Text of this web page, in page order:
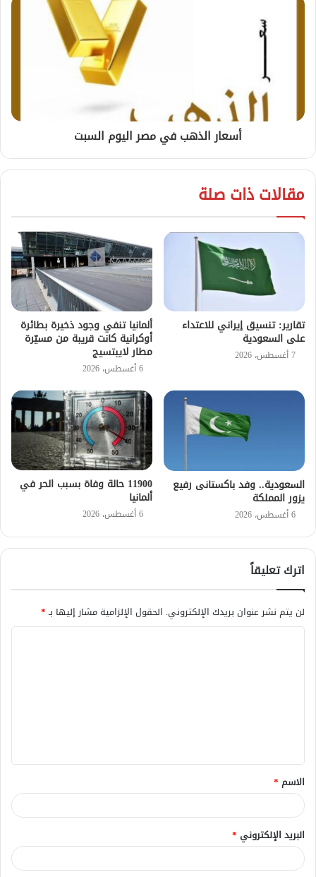
أسعار الذهب في مصر اليوم السبت
مقالات ذات صلة
تقارير: تنسيق إيراني للاعتداء
على السعودية
7 أغسطس، 2026
ألمانيا تنفي وجود ذخيرة بطائرة
أوكرانية كانت قريبة من مسيّرة
مطار لايبتسيج
6 أغسطس، 2026
السعودية.. وفد باكستانى رفيع
يزور المملكة
6 أغسطس، 2026
11900 حالة وفاة بسبب الحر في
ألمانيا
6 أغسطس، 2026
اترك تعليقاً
لن يتم نشر عنوان بريدك الإلكتروني. الحقول الإلزامية مشار إليها بـ*
ق
*
الاسم *
البريد الإلكتروني *